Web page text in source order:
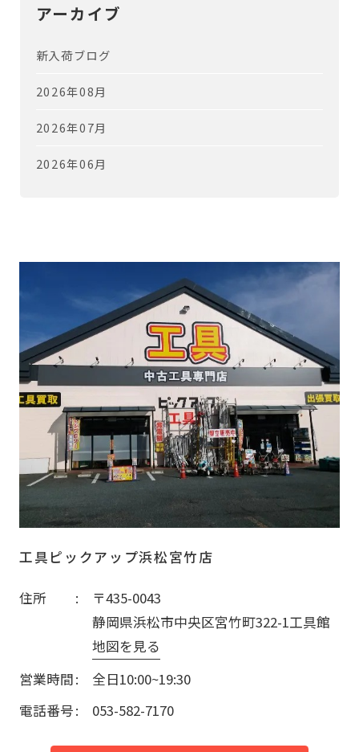
アーカイブ
新入荷ブログ
2026年08月
2026年07月
2026年06月
工具ピックアップ浜松宮竹店
住所
〒435-0043
静岡県浜松市中央区宮竹町322-1工具館
地図を見る
営業時間
全日10:00~19:30
電話番号
053-582-7170